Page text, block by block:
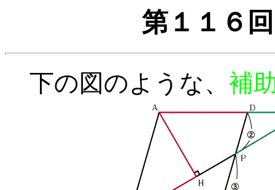
第１１６
下の図のような、 補